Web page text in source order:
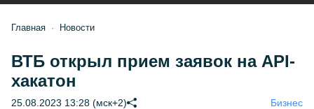
Главная Новости
ВТБ открыл прием заявок на API-
хакатон
25.08.2023 13:28 (мск+2) Бизнес